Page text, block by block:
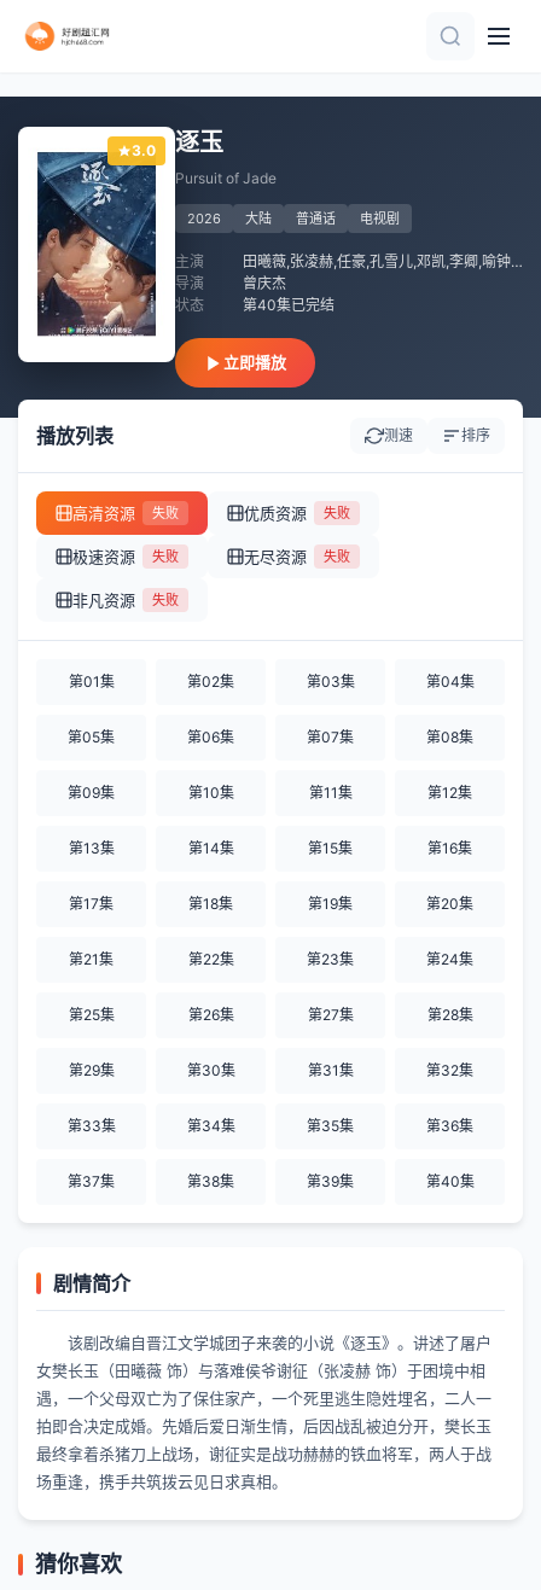
3.0 逐玉
Pursuit of Jade
2026 大陆 普通话 电视剧
主演
田曦薇,张凌赫,任豪,孔雪儿,邓凯,李卿,喻钟黎,刘琳,严屹宽,岳旸,杜淳,谭凯,毛林林,叶祖新,于洋,李建义,田丽,寇占文,付淼,卢勇,苑冉,王九胜,高卿尘,贾妮,金珈,林沐然,林思意,何昶希,高上淇,李殿尊,管云鹏,管梓净,张舒沦,李昱唯,向夏,韩浩天,王亭文,曹晏宁,吴佳峻,杨贺文
导演
曾庆杰
状态
第40集已完结
立即播放
播放列表 测速 排序
高清资源 失败 优质资源 失败
极速资源 失败 无尽资源 失败
非凡资源 失败
第01集 第02集 第03集 第04集
第05集 第06集 第07集 第08集
第09集 第10集 第11集 第12集
第13集 第14集 第15集 第16集
第17集 第18集 第19集 第20集
第21集 第22集 第23集 第24集
第25集 第26集 第27集 第28集
第29集 第30集 第31集 第32集
第33集 第34集 第35集 第36集
第37集 第38集 第39集 第40集
剧情简介
该剧改编自晋江文学城团子来袭的小说《逐玉》。讲述了屠户
女樊长玉（田曦薇 饰）与落难侯爷谢征（张凌赫 饰）于困境中相
遇，一个父母双亡为了保住家产，一个死里逃生隐姓埋名，二人一
拍即合决定成婚。先婚后爱日渐生情，后因战乱被迫分开，樊长玉
最终拿着杀猪刀上战场，谢征实是战功赫赫的铁血将军，两人于战
场重逢，携手共筑拨云见日求真相。
猜你喜欢
第32集完结
第24集
全集
全集
全集
已完结 共6集
完结
第8集完结
已完结 共11集
全集